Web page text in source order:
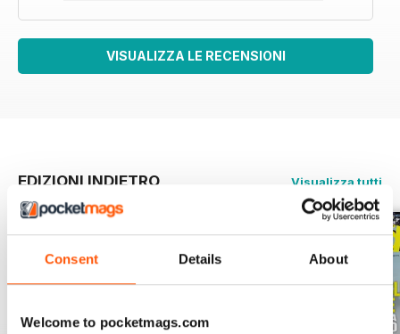
Consent Details About
Welcome to pocketmags.com
VISUALIZZA LE RECENSIONI
EDIZIONI INDIETRO Visualizza tutti